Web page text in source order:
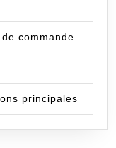
commande
principales